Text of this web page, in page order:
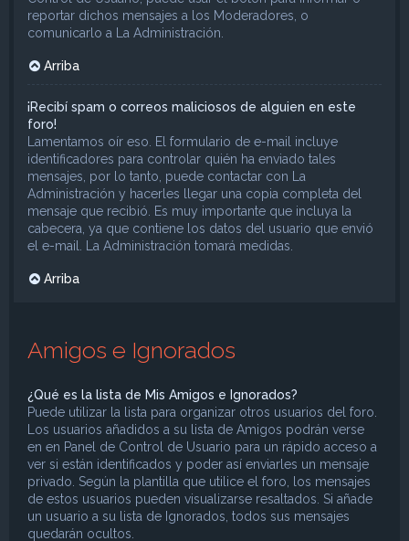
reportar dichos mensajes a los Moderadores, o
comunicarlo a La Administración.
Arriba
¡Recibí spam o correos maliciosos de alguien en este
foro!
Lamentamos oír eso. El formulario de e-mail incluye
identificadores para controlar quién ha enviado tales
mensajes, por lo tanto, puede contactar con La
Administración y hacerles llegar una copia completa del
mensaje que recibió. Es muy importante que incluya la
cabecera, ya que contiene los datos del usuario que envió
el e-mail. La Administración tomará medidas.
Arriba
Amigos e Ignorados
¿Qué es la lista de Mis Amigos e Ignorados?
Puede utilizar la lista para organizar otros usuarios del foro.
Los usuarios añadidos a su lista de Amigos podrán verse
en en Panel de Control de Usuario para un rápido acceso a
ver si están identificados y poder así enviarles un mensaje
privado. Según la plantilla que utilice el foro, los mensajes
de estos usuarios pueden visualizarse resaltados. Si añade
un usuario a su lista de Ignorados, todos sus mensajes
quedarán ocultos.